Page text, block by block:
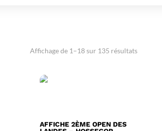
Affichage de 1–18 sur 135 résultats
AFFICHE 2ÈME OPEN DES